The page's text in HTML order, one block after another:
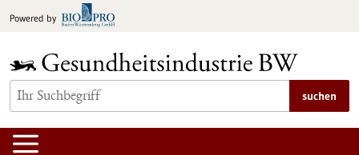
Inhalt
Powered by
suchen